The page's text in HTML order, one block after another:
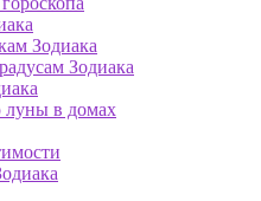
Зодиака
Зодиака
в домах